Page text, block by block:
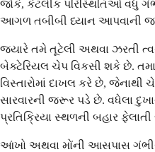
જોકે, કેટલીક પરિસ્થિતિઓ વધુ
આગળ તબીબી ધ્યાન આપવાની
જ્યારે તમે તૂટેલી અથવા ઝરતી
બેક્ટેરિયલ ચેપ વિકસી શકે છે.
વિસ્તારોમાં દાખલ કરે છે, જેનાથી
સારવારની જરૂર પડે છે. વધેલા
પ્રતિક્રિયા સ્થળની બહાર
આંખો અથવા મોંની આસપાસ ગંભીર